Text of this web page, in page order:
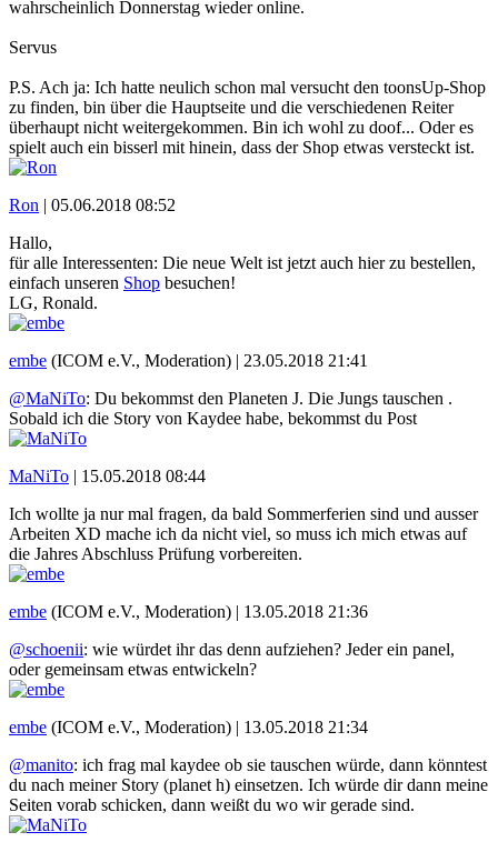
wahrscheinlich Donnerstag wieder online.
Servus
P.S. Ach ja: Ich hatte neulich schon mal versucht den toonsUp-Shop
zu finden, bin über die Hauptseite und die verschiedenen Reiter
überhaupt nicht weitergekommen. Bin ich wohl zu doof... Oder es
spielt auch ein bisserl mit hinein, dass der Shop etwas versteckt ist.
Ron | 05.06.2018 08:52
Hallo,
für alle Interessenten: Die neue Welt ist jetzt auch hier zu bestellen,
einfach unseren Shop besuchen!
LG, Ronald.
embe (ICOM e.V., Moderation) | 23.05.2018 21:41
@MaNiTo: Du bekommst den Planeten J. Die Jungs tauschen .
Sobald ich die Story von Kaydee habe, bekommst du Post
MaNiTo | 15.05.2018 08:44
Ich wollte ja nur mal fragen, da bald Sommerferien sind und ausser
Arbeiten XD mache ich da nicht viel, so muss ich mich etwas auf
die Jahres Abschluss Prüfung vorbereiten.
embe (ICOM e.V., Moderation) | 13.05.2018 21:36
@schoenii: wie würdet ihr das denn aufziehen? Jeder ein panel,
oder gemeinsam etwas entwickeln?
embe (ICOM e.V., Moderation) | 13.05.2018 21:34
@manito: ich frag mal kaydee ob sie tauschen würde, dann könntest
du nach meiner Story (planet h) einsetzen. Ich würde dir dann meine
Seiten vorab schicken, dann weißt du wo wir gerade sind.